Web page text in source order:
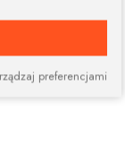
preferencjami